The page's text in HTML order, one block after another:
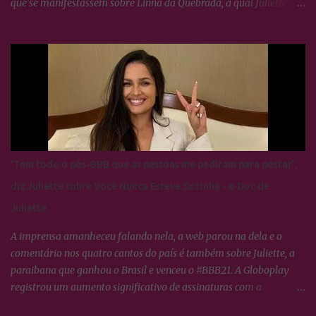
que se manifestassem sobre Linna da Quebrada, a qual Juliette
imediata, ou seja, nada fizeram por nenhum participante até
'Tem todo o pós-BBB que as pessoas me pediram para postar',
diz Juliette sobre Você Nunca Esteve Sozinha - o Doc de
Juliette
A imprensa amanheceu falando nela, a web parou na dela e o
comentário nos quatro cantos do país é também sobre Juliette, a
paraibana que ganhou o Brasil e venceu o #BBB21. A Globoplay
registrou um aumento significativo de assinaturas com a